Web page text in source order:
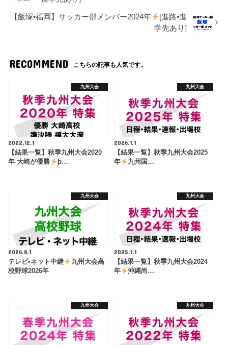
【飯塚•福岡】サッカー部メンバー2024年
[進路•進
学先あり]
RECOMMEND こちらの記事も人気です。
九州大会
2022.12.1
【結果一覧】秋季九州大会2020
年 大崎が優勝
þ…
九州大会
2026.1.1
【結果一覧】秋季九州大会2025
年
九州国…
九州大会
2026.8.1
テレビ•ネット中継
九州大会高
校野球2026年
九州大会
2025.1.1
【結果一覧】秋季九州大会2024
年
沖縄尚…
九州大会 九州大会